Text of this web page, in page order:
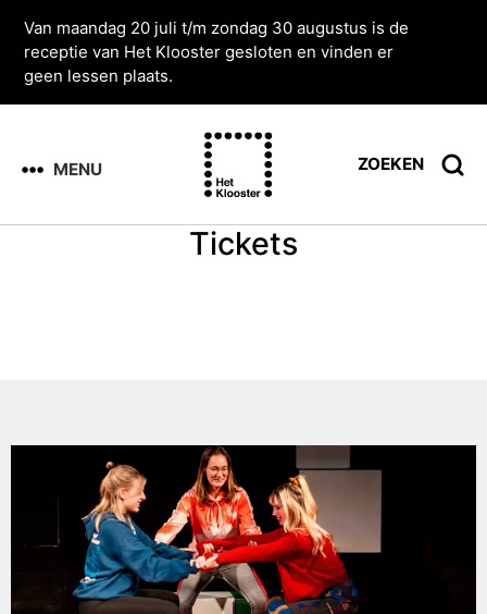
Van maandag 20 juli t/m zondag 30 augustus is de
receptie van Het Klooster gesloten en vinden er
geen lessen plaats.
MENU ZOEKEN
Tickets